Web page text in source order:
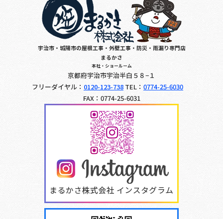
宇治市・城陽市の屋根工事・外壁工事・防災・雨漏り専門店
まるかさ
本社・ショールーム
京都府宇治市宇治半白５８−１
フリーダイヤル： 0120-123-738 TEL： 0774-25-6030
FAX：0774-25-6031